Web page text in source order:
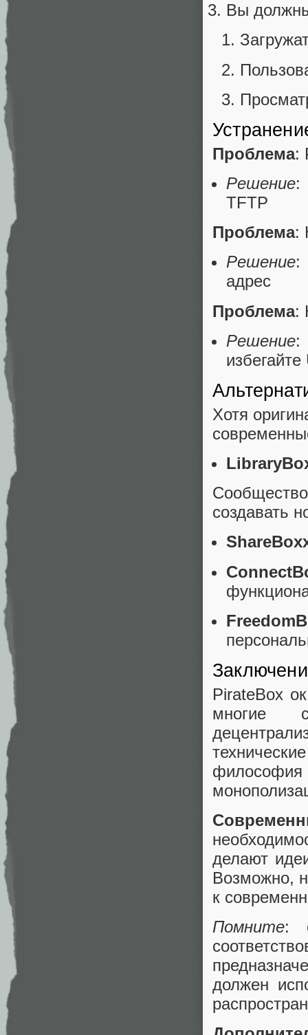
Вы
Проблема:
Решение:
TFTP
Проблема:
Решение:
адрес
Проблема:
Решение:
Хотя
создавать
PirateBox
многие
философия
делают
Возможно,
к
Помните:
должен